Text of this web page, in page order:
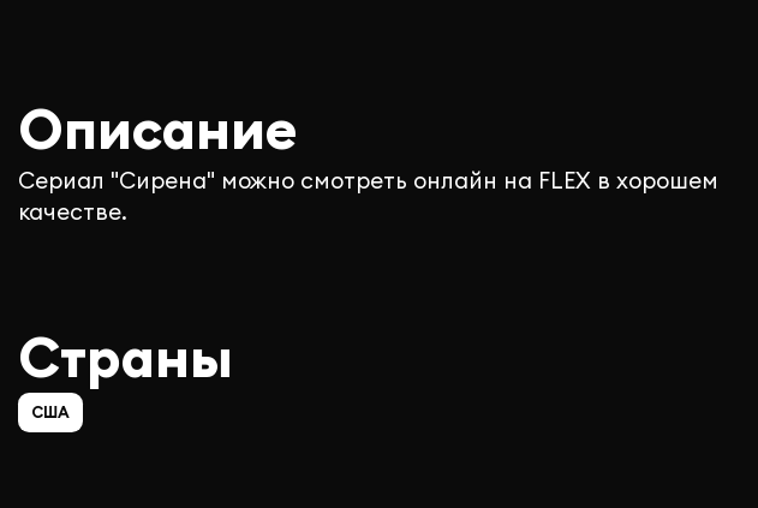
Описание
Сериал "Сирена" можно смотреть онлайн на FLEX в хорошем
качестве.
Страны
США